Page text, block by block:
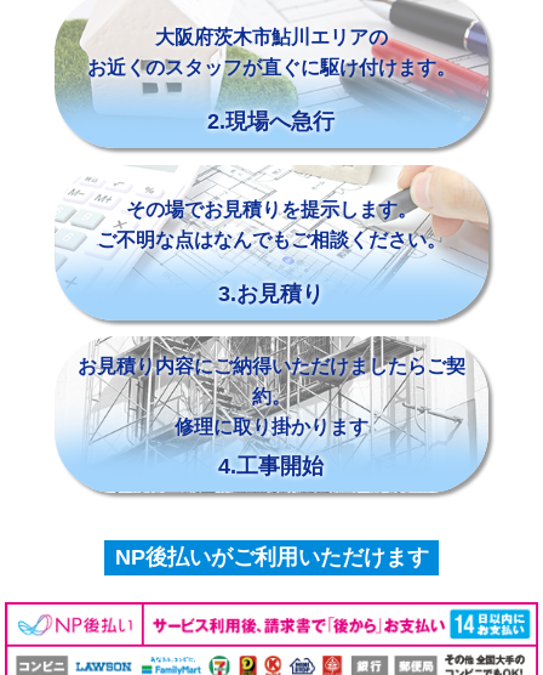
大阪府茨木市鮎川エリアの
お近くのスタッフが直ぐに駆け付けます。
2.現場へ急行
その場でお見積りを提示します。
ご不明な点はなんでもご相談ください。
3.お見積り
お見積り内容にご納得いただけましたらご契
約。
修理に取り掛かります
4.工事開始
NP後払いがご利用いただけます